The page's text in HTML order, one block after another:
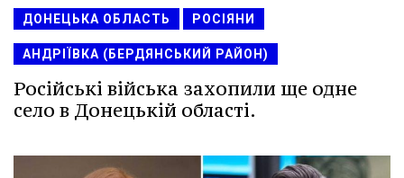
ДОНЕЦЬКА ОБЛАСТЬ РОСІЯНИ
АНДРІЇВКА (БЕРДЯНСЬКИЙ РАЙОН)
Російські війська захопили ще одне
село в Донецькій області.